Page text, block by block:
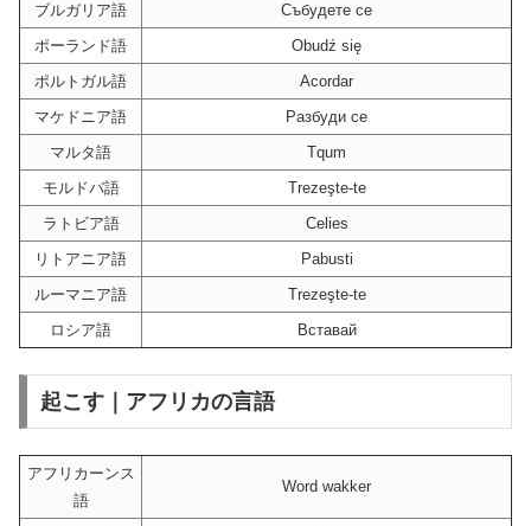
ブルガリア語
Събудете се
ポーランド語
Obudź się
ポルトガル語
Acordar
マケドニア語
Разбуди се
マルタ語
Tqum
モルドバ語
Trezeşte-te
ラトビア語
Celies
リトアニア語
Pabusti
ルーマニア語
Trezeşte-te
ロシア語
Вставай
起こす｜アフリカの言語
アフリカーンス
語
Word wakker